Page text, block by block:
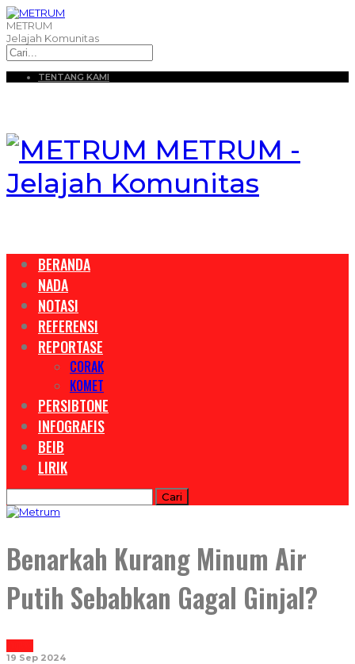
METRUM
Jelajah Komunitas
TENTANG KAMI
METRUM -
Jelajah Komunitas
BERANDA
NADA
NOTASI
REFERENSI
REPORTASE
CORAK
KOMET
PERSIBTONE
INFOGRAFIS
BEIB
LIRIK
Benarkah Kurang Minum Air
Putih Sebabkan Gagal Ginjal?
19 Sep 2024